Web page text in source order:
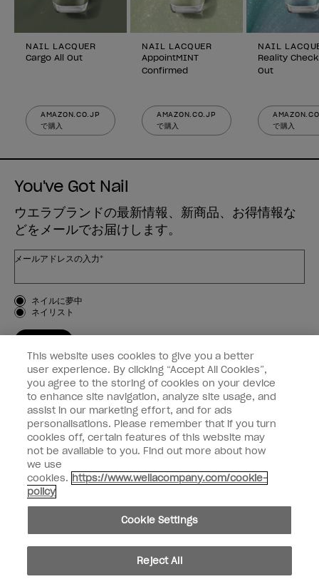
NAIL LACQUER
Cargo All Out
AMAZON.CO.JP
で購入
NAIL LACQUER
AppointMINT
Confirmed
AMAZON.CO.JP
で購入
NAIL
Reality
Out
で購入
You've Got Nail
ウエラブランドの最新情報、新商品、お得情報な
どをメールでお届けします。
メールアドレスの入力*
お客様のタイプ
ネイルに夢中
ネイリスト
OPI
個人情報の取り扱い
facebookinstagram
個人情報を共有または販売しないでください
© Copyright 2024, Wella Operations US LLC, 無断複写・転載を禁じます。
This website uses cookies to give you a better
user experience. By clicking “Accept All Cookies”,
you agree to the storing of cookies on your device
to enhance site navigation, analyze site usage, and
assist in our marketing effort, and for ads
personalisations. Please remember that if you turn
cookies off, certain features of this website may
not be available to you. Find out more about how
we use
cookies. https://www.wellacompany.com/cookie-
policy
Cookie Settings
Reject All